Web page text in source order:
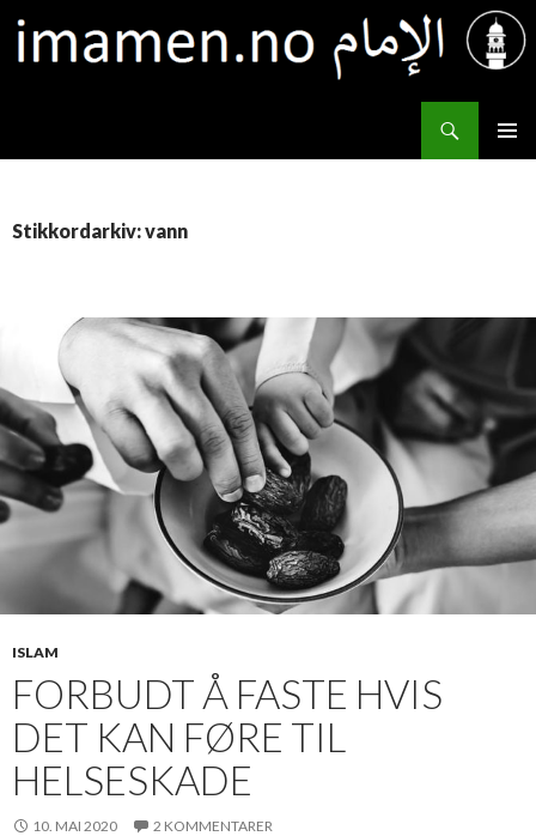
Stikkordarkiv: vann
ISLAM
FORBUDT Å FASTE HVIS
DET KAN FØRE TIL
HELSESKADE
10. MAI 2020 2 KOMMENTARER